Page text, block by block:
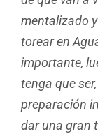
mentalizado
torear en
importante,
tenga que
preparación
dar una gran